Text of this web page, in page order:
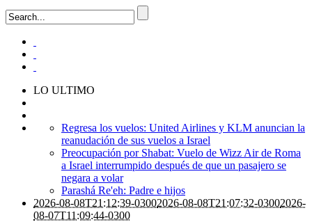
LO ULTIMO
Regresa los vuelos: United Airlines y KLM anuncian la
reanudación de sus vuelos a Israel
Preocupación por Shabat: Vuelo de Wizz Air de Roma
a Israel interrumpido después de que un pasajero se
negara a volar
Parashá Re'eh: Padre e hijos
2026-08-08T21:12:39-03002026-08-08T21:07:32-03002026-
08-07T11:09:44-0300